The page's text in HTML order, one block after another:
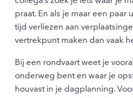
praat. En als je maar een paar
tijd verliezen aan
vertrekpunt maken dan vaak
Bij een rondvaart weet je
onderweg bent en waar je
houvast in je dagplanning.